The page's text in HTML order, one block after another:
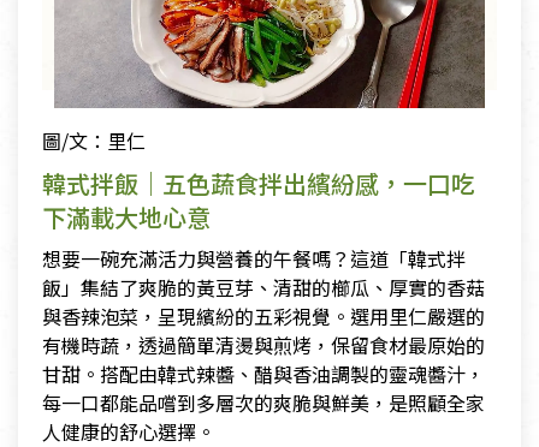
圖/文：里仁
韓式拌飯｜五色蔬食拌出繽紛感，一口吃
下滿載大地心意
想要一碗充滿活力與營養的午餐嗎？這道「韓式拌
飯」集結了爽脆的黃豆芽、清甜的櫛瓜、厚實的香菇
與香辣泡菜，呈現繽紛的五彩視覺。選用里仁嚴選的
有機時蔬，透過簡單清燙與煎烤，保留食材最原始的
甘甜。搭配由韓式辣醬、醋與香油調製的靈魂醬汁，
每一口都能品嚐到多層次的爽脆與鮮美，是照顧全家
人健康的舒心選擇。